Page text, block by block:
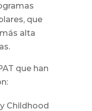
que
alta
que han
Childhood